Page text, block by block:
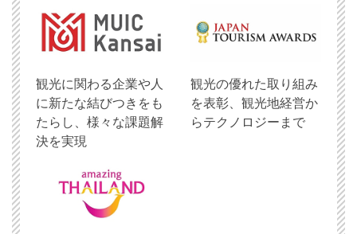
観光に関わる企業や人
に新たな結びつきをも
たらし、様々な課題解
決を実現
観光の優れた取り組み
を表彰、観光地経営か
らテクノロジーまで